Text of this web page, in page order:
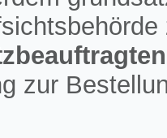
zur